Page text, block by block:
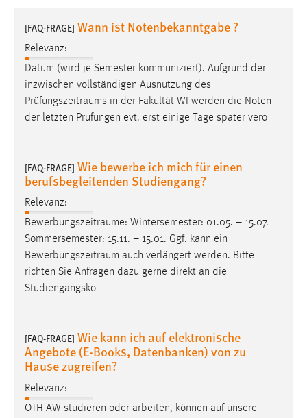
[FAQ-FRAGE] Wann ist Notenbekanntgabe ?
Relevanz:
Datum (wird je Semester kommuniziert). Aufgrund der
inzwischen vollständigen Ausnutzung des
Prüfungszeitraums in der Fakultät WI werden die Noten
der letzten Prüfungen evt. erst einige Tage später verö
[FAQ-FRAGE] Wie bewerbe ich mich für einen
berufsbegleitenden Studiengang?
Relevanz:
Bewerbungszeiträume: Wintersemester: 01.05. – 15.07.
Sommersemester: 15.11. – 15.01. Ggf. kann ein
Bewerbungszeitraum auch verlängert werden. Bitte
richten Sie Anfragen dazu gerne direkt an die
Studiengangsko
[FAQ-FRAGE] Wie kann ich auf elektronische
Angebote (E-Books, Datenbanken) von zu
Hause zugreifen?
Relevanz:
OTH AW studieren oder arbeiten, können auf unsere
Performance
Name:
Zweck:
Sprachpräferenz
Name:
site-language-preference
Zweck:
Das Cookie speichert die gewählte Sprache der Website.
Cookie Laufzeit:
Chat
MibewSessionID, MIBEW_UserID, mibew_locale, mibew-
chat-frame-style-5e9dbeb1811c0446